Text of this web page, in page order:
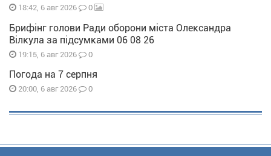
18:42, 6 авг 2026 0
Брифінг голови Ради оборони міста Олександра
Вілкула за підсумками 06 08 26
19:15, 6 авг 2026 0
Погода на 7 серпня
20:00, 6 авг 2026 0